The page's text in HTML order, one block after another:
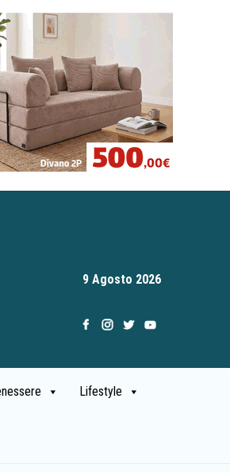
9 Agosto 2026
Lifestyle